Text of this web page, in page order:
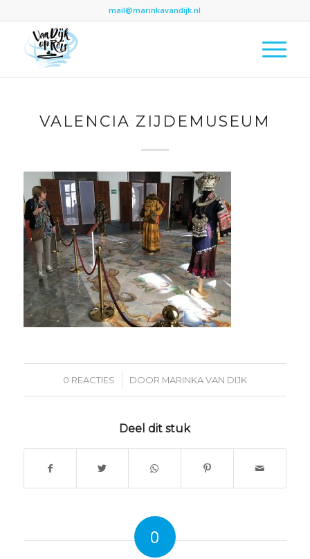
mail@marinkavandijk.nl
VALENCIA ZIJDEMUSEUM
0 REACTIES
/ DOOR MARINKA VAN DIJK
Deel dit stuk
0